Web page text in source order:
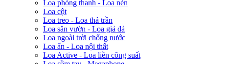
Loa phóng thanh - Loa nén
Loa cột
Loa treo - Loa thả trần
Loa sân vườn - Loa giả đá
Loa ngoài trời chống nước
Loa ẩn - Loa nội thất
Loa Active - Loa liền công suất